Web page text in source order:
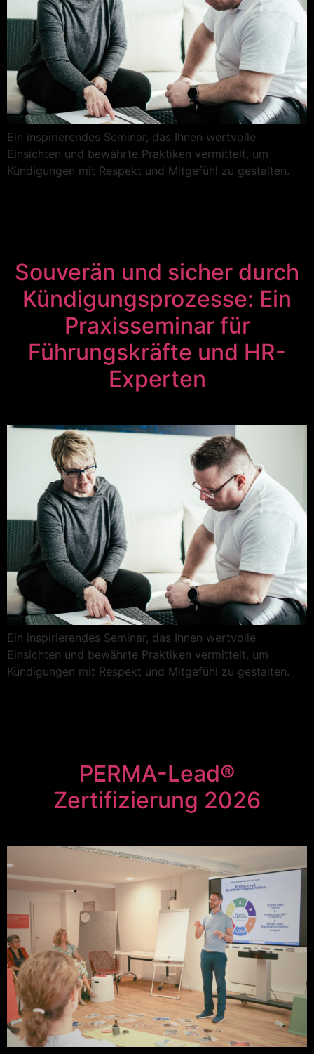
Ein inspirierendes Seminar, das Ihnen wertvolle
Einsichten und bewährte Praktiken vermittelt, um
Kündigungen mit Respekt und Mitgefühl zu gestalten.
Souverän und sicher durch
Kündigungsprozesse: Ein
Praxisseminar für
Führungskräfte und HR-
Experten
Ein inspirierendes Seminar, das Ihnen wertvolle
Einsichten und bewährte Praktiken vermittelt, um
Kündigungen mit Respekt und Mitgefühl zu gestalten.
PERMA-Lead®
Zertifizierung 2026